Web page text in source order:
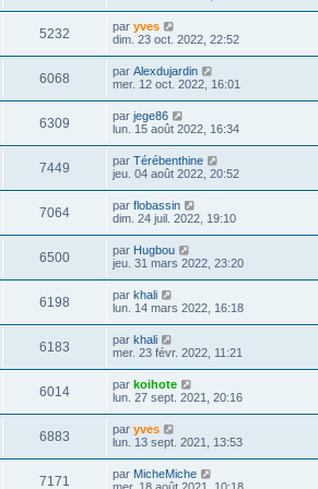
5232 par yves
dim. 23 oct. 2022, 22:52
6068 par Alexdujardin
mer. 12 oct. 2022, 16:01
6309 par jege86
lun. 15 août 2022, 16:34
7449 par Térébenthine
jeu. 04 août 2022, 20:52
7064 par flobassin
dim. 24 juil. 2022, 19:10
6500 par Hugbou
jeu. 31 mars 2022, 23:20
6198 par khali
lun. 14 mars 2022, 16:18
6183 par khali
mer. 23 févr. 2022, 11:21
6014 par koihote
lun. 27 sept. 2021, 20:16
6883 par yves
lun. 13 sept. 2021, 13:53
7171 par MicheMiche